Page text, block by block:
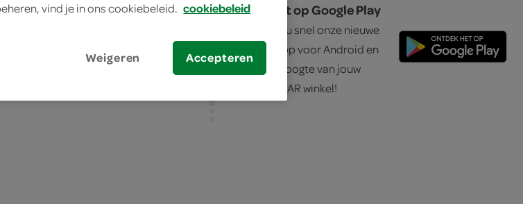
App Store ontdek het op Google Play
Download nu snel onze nieuwe
SPAR city app voor Android en
blijf op de hoogte van jouw
favoriete SPAR winkel!
vind je in ons cookiebeleid. cookiebeleid
Weigeren Accepteren